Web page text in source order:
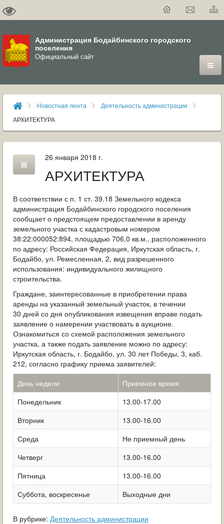
Администрация Бодайбинского городского
поселения
Официальный сайт
ГОРОД
ДУМА
ВЛАСТЬ
ДОКУМЕНТЫ
МУНИЦИПАЛЬНЫЕ УСЛУГИ
ОБРАЩЕНИЯ ГРАЖДАН
ГРАДОСТРОИТЕЛЬНАЯ ДЕЯТЕЛЬНОСТЬ
ИНФОРМИРОВАНИЕ НАСЕЛЕНИЯ
ДЕЯТЕЛЬНОСТЬ ПРОКУРАТУРЫ
МУНИЦИПАЛЬНЫЙ КОНТРОЛЬ
ПОИСК ПО САЙТУ
Новостная лента
Деятельность администрации
АРХИТЕКТУРА
26 января 2018 г.
АРХИТЕКТУРА
В соответствии с п. 1 ст. 39.18 Земельного кодекса
администрация Бодайбинского городского поселения
сообщает о предстоящем предоставлении в аренду
земельного участка с кадастровым номером
38:22:000052:894, площадью 706,0 кв.м., расположенного
по адресу: Российская Федерация, Иркутская область, г.
Бодайбо, ул. Ремесленная, 2, вид разрешенного
использования: индивидуального жилищного
строительства.
Граждане, заинтересованные в приобретении права
аренды на указанный земельный участок, в течении
30 дней со дня опубликования извещения вправе подать
заявление о намерении участвовать в аукционе.
Ознакомиться со схемой расположения земельного
участка, а также подать заявление можно по адресу:
Иркутская область, г. Бодайбо, ул. 30 лет Победы, 3, каб.
212, согласно графику приема заявителей:
День недели
Приемное время
Понедельник
13.00-17.00
Вторник
13.00-16.00
Среда
Не приемный день
Четверг
13.00-16.00
Пятница
13.00-16.00
Суббота, воскресенье
Выходные дни
В рубрике: Деятельность администрации